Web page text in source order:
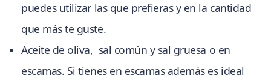
puedes utilizar las que prefieras y en la cantidad
que más te guste.
Aceite de oliva, sal común y sal gruesa o en
escamas. Si tienes en escamas además es ideal